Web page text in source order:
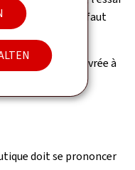
cas contraire, il faut
commandée et livrée à
doit se prononcer